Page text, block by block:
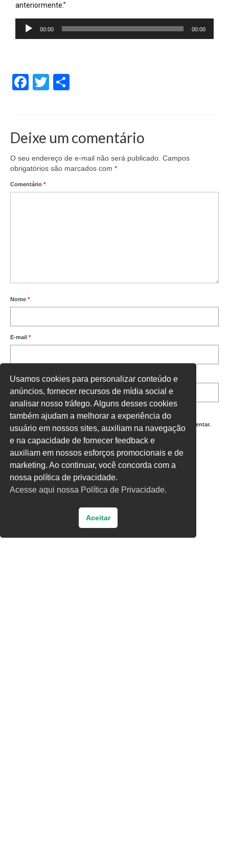
anteriormente.”
Tocador
00:00 00:00
Facebook
Twitter
Deixe um comentário
O seu endereço de e-mail não será publicado. Campos
obrigatórios são marcados com *
Comentário *
Nome *
E-mail *
Site
Salvar meus dados neste navegador para a próxima vez que eu comentar.
Digite uma resposta em números:
dezesseis − 14 =
Usamos cookies para personalizar conteúdo e
anúncios, fornecer recursos de mídia social e
analisar nosso tráfego. Alguns desses cookies
também ajudam a melhorar a experiência do
usuário em nossos sites, auxiliam na navegação
e na capacidade de fornecer feedback e
auxiliam em nossos esforços promocionais e de
marketing. Ao continuar, você concorda com a
nossa política de privacidade.
Acesse aqui nossa Política de Privacidade.
Aceitar